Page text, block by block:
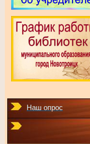
Наш опрос